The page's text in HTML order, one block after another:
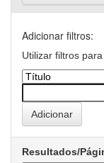
Adicionar filtros:
Utilizar filtros
Resultados/